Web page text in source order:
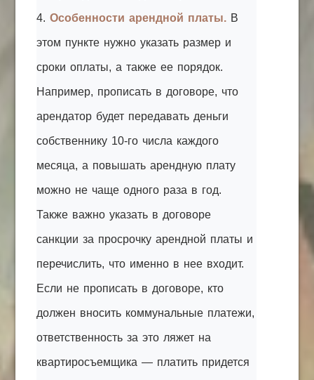
4.Особенности арендной платы. В
этом пункте нужно указать размер и
сроки оплаты, а также ее порядок.
Например, прописать в договоре, что
арендатор будет передавать деньги
собственнику 10-го числа каждого
месяца, а повышать арендную плату
можно не чаще одного раза в год.
Также важно указать в договоре
санкции за просрочку арендной платы и
перечислить, что именно в нее входит.
Если не прописать в договоре, кто
должен вносить коммунальные платежи,
ответственность за это ляжет на
квартиросъемщика — платить придется